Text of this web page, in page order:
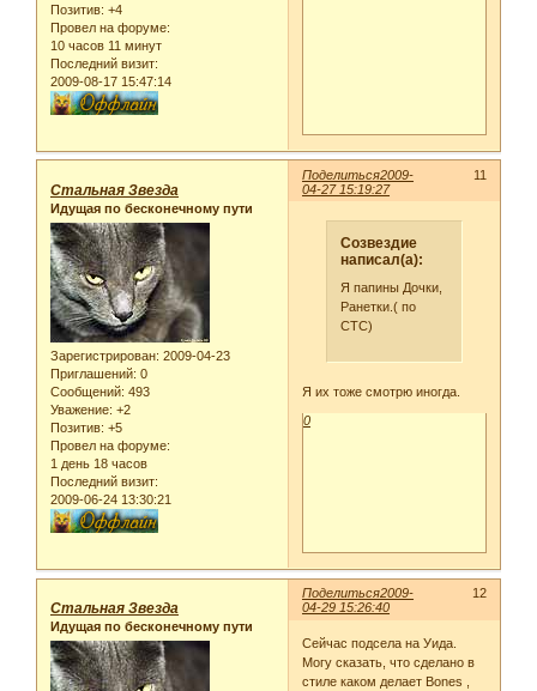
Позитив: +4
Провел на форуме:
10 часов 11 минут
Последний визит:
2009-08-17 15:47:14
Поделиться 11
2009-
04-27 15:19:27
Стальная Звезда
Идущая по бесконечному пути
Зарегистрирован: 2009-04-23
Приглашений: 0
Сообщений: 493
Уважение: +2
Позитив: +5
Провел на форуме:
1 день 18 часов
Последний визит:
2009-06-24 13:30:21
Созвездие
написал(а):
Я папины Дочки,
Ранетки.( по
СТС)
Я их тоже смотрю иногда.
0
Поделиться 12
2009-
04-29 15:26:40
Стальная Звезда
Идущая по бесконечному пути
Сейчас подсела на Уида.
Могу сказать, что сделано в
стиле каком делает Bones ,